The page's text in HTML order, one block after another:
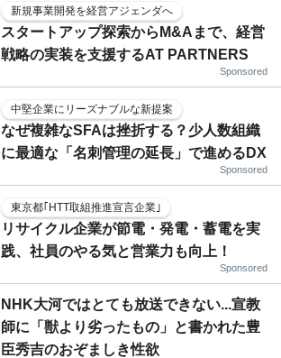
新規事業開発を経営アジェンダへ
スタートアップ探索からM&Aまで、経営
戦略の実装を支援するAT PARTNERS
Sponsored
中堅企業にリーズナブルな新提案
なぜ複雑なSFAは挫折する？少人数組織
に最適な「名刺管理の延長」で進めるDX
Sponsored
東京都｢HTT取組推進宣言企業｣
リサイクル企業が節電・発電・蓄電を実
践、社員のやる気と営業力も向上！
Sponsored
NHK大河ではとても放送できない...宣教
師に「獣より劣ったもの」と書かれた豊
臣秀吉のおぞましき性欲